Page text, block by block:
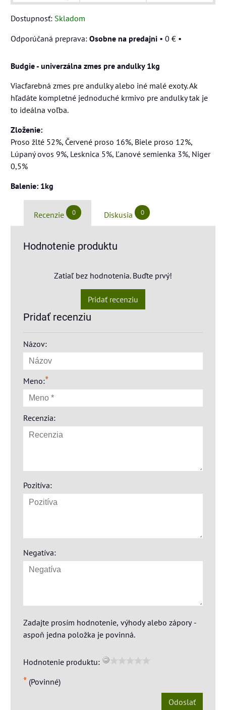
Dostupnosť: Skladom
Osobne na predajni • 0 € •
Budgie - univerzálna zmes pre andulky 1kg
Viacfarebná zmes pre andulky alebo iné malé exoty. Ak
hľadáte kompletné jednoduché krmivo pre andulky tak je
to ideálna voľba.
Zloženie:
Proso žlté 52%, Červené proso 16%, Biele proso 12%,
Lúpaný ovos 9%, Lesknica 5%, Ľanové semienka 3%, Niger
0,5%
Balenie: 1kg
Recenzie 0 Diskusia 0
Hodnotenie produktu
Zatiaľ bez hodnotenia. Buďte prvý!
Pridať recenziu
Pridať recenziu
Názov:
Meno:*
Recenzia:
Pozitíva:
Negatíva:
Zadajte prosím hodnotenie, výhody alebo zápory -
aspoň jedna položka je povinná.
Hodnotenie produktu:
* (Povinné)
Odoslať